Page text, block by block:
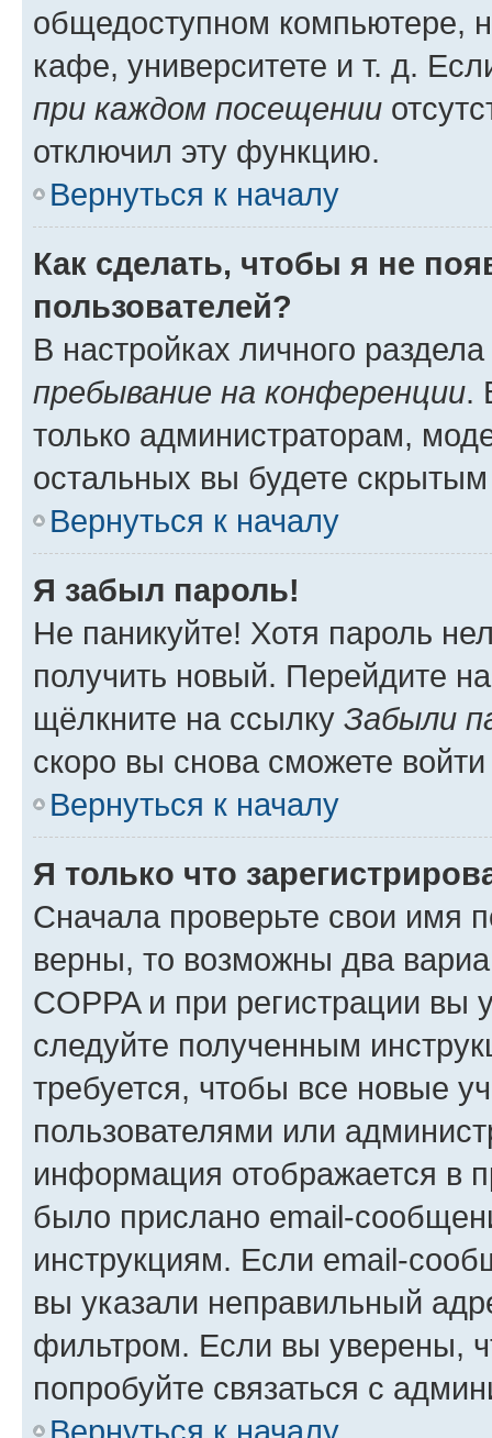
общедоступном компьютере,
кафе, университете и т. д.
при каждом посещении
отключил эту функцию.
Вернуться к началу
Как сделать, чтобы я не
пользователей?
В настройках личного
пребывание на конференции.
только администраторам,
остальных вы будете
Вернуться к началу
Я забыл пароль!
Не паникуйте! Хотя пароль
получить новый. Перейдите
щёлкните на ссылку Забыли
скоро вы снова сможете
Вернуться к началу
Я только что
Сначала проверьте свои имя
верны, то возможны два
COPPA и при регистрации вы
следуйте полученным
требуется, чтобы все новые
пользователями или
информация отображается в
было прислано email-
инструкциям. Если email-
вы указали неправильный
фильтром. Если вы уверены,
попробуйте связаться с
Вернуться к началу